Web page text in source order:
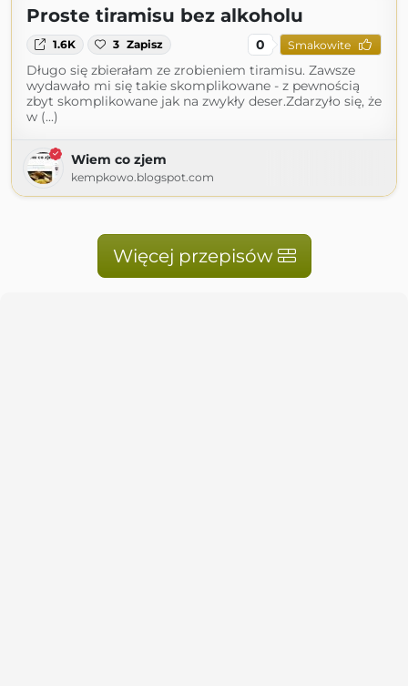
Proste tiramisu bez alkoholu
1.6K 3 Zapisz 0 Smakowite
Długo się zbierałam ze zrobieniem tiramisu. Zawsze
wydawało mi się takie skomplikowane - z pewnością
zbyt skomplikowane jak na zwykły deser.Zdarzyło się, że
w (...)
Wiem co zjem
kempkowo.blogspot.com
Więcej przepisów